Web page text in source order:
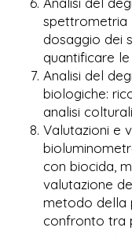
spettrometria
dosaggio dei
quantificare
Analisi del
biologiche:
analisi
Valutazioni e
con biocida,
valutazione
metodo della
confronto tra